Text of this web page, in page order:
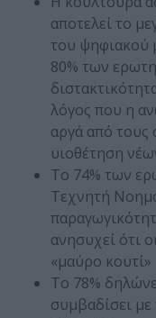
αποτελεί το
του ψηφιακού
80% των
λόγος που η
αργά από τους
υιοθέτηση
Το 74% των
Τεχνητή
ανησυχεί ότι
«μαύρο κουτί»
Το 78%
συμβαδίσει